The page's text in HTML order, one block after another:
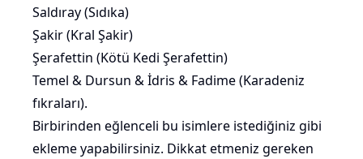
Saldıray (Sıdıka)
Şakir (Kral Şakir)
Şerafettin (Kötü Kedi Şerafettin)
Temel & Dursun & İdris & Fadime (Karadeniz
fıkraları).
Birbirinden eğlenceli bu isimlere istediğiniz gibi
ekleme yapabilirsiniz. Dikkat etmeniz gereken